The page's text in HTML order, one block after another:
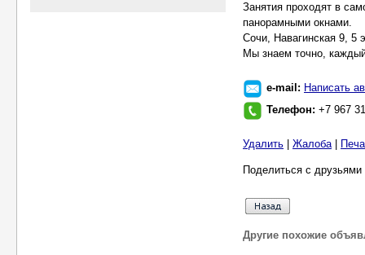
Занятия проходят в
панорамными окнами.
Сочи, Навагинская 9, 5
Мы знаем точно,
e-mail: Написать
Телефон: +7 967
Удалить Жалоба|
Поделиться с
Другие похожие